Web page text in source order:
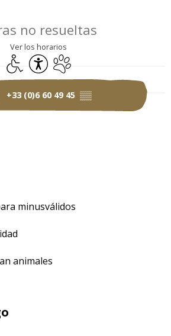
no resueltas
Ver los horarios
Acceso para minusválidos
AccesibilidadSe aceptan animales
+33 (0)6 60 49 45 ▒▒
minusválidos
animales